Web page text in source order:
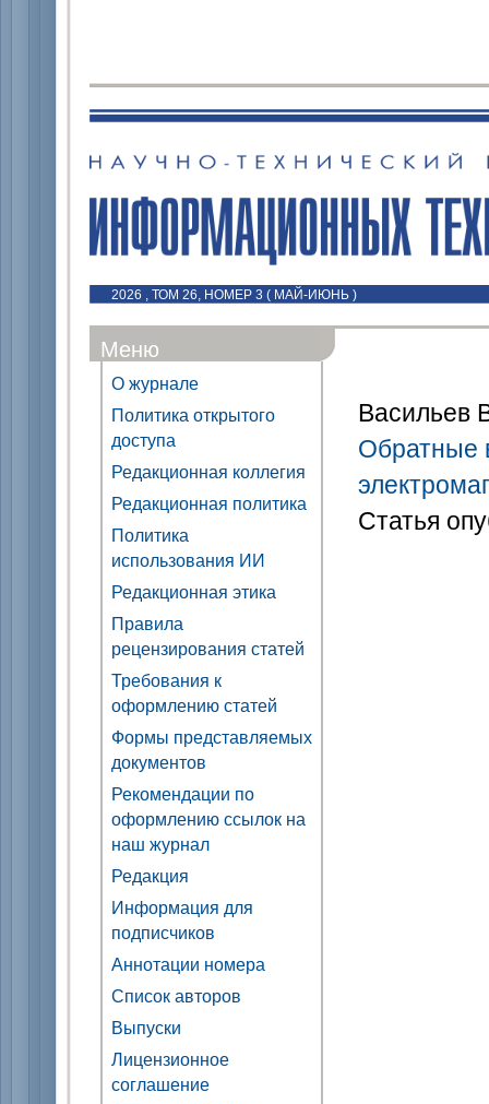
2026 , ТОМ 26, НОМЕР 3 ( МАЙ-ИЮНЬ )
Меню
О журнале
Политика открытого
доступа
Редакционная коллегия
Редакционная политика
Политика
использования ИИ
Редакционная этика
Правила
рецензирования статей
Требования к
оформлению статей
Формы представляемых
документов
Рекомендации по
оформлению ссылок на
наш журнал
Редакция
Информация для
подписчиков
Аннотации номера
Список авторов
Выпуски
Лицензионное
соглашение
Васильев
Обратные
Статья